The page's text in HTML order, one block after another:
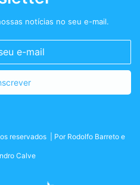
notícias no seu e-mail.
reservados | Por Rodolfo Barreto e
Calve